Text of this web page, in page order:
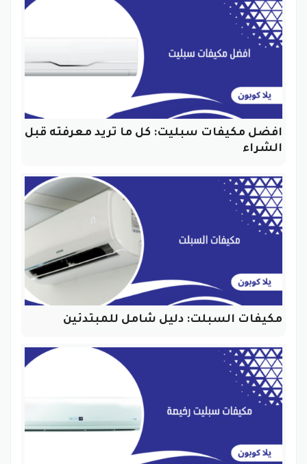
افضل مكيفات سبليت: كل ما تريد معرفته قبل
الشراء
مكيفات السبلت: دليل شامل للمبتدئين